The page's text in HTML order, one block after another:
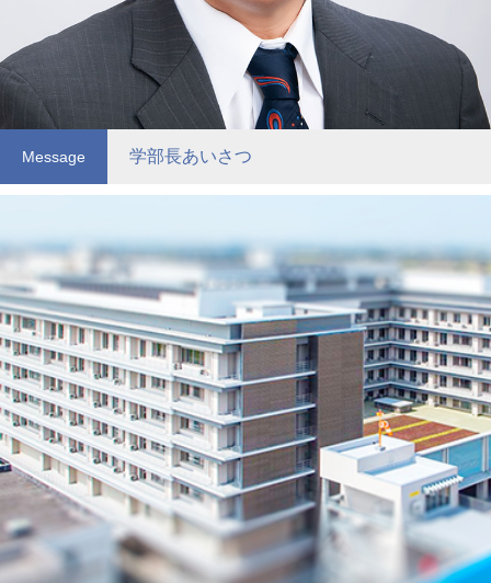
Message 学部長あいさつ